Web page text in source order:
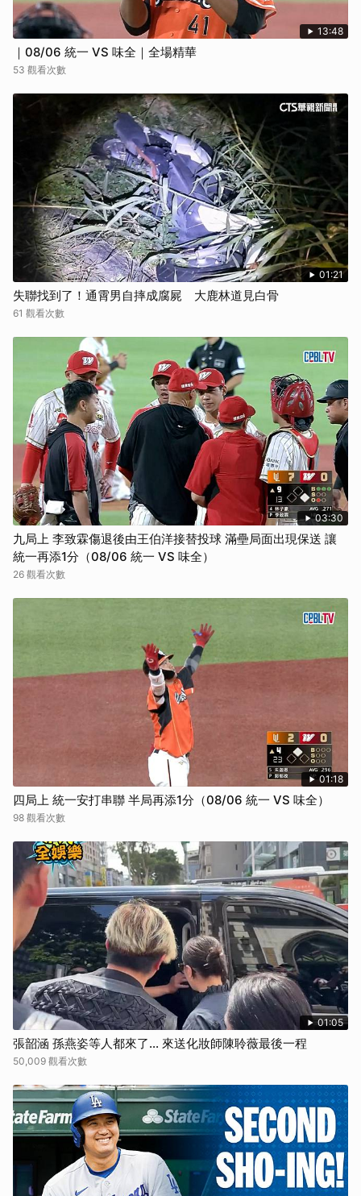
13:48
｜08/06 統一 VS 味全｜全場精華
53 觀看次數
01:21
失聯找到了！通霄男自摔成腐屍 大鹿林道見白骨
61 觀看次數
03:30
九局上 李致霖傷退後由王伯洋接替投球 滿壘局面出現保送 讓
統一再添1分（08/06 統一 VS 味全）
26 觀看次數
01:18
四局上 統一安打串聯 半局再添1分（08/06 統一 VS 味全）
98 觀看次數
01:05
張韶涵 孫燕姿等人都來了... 來送化妝師陳聆薇最後一程
50,009 觀看次數